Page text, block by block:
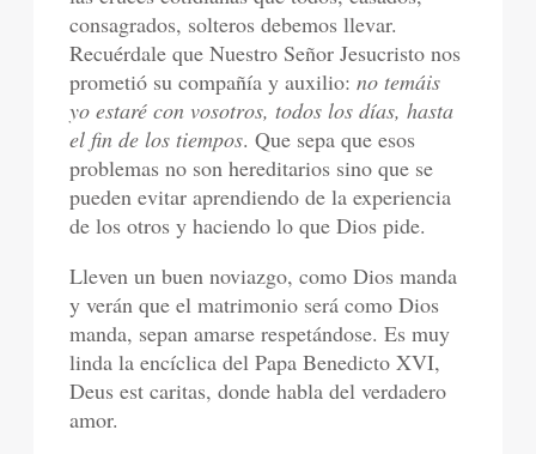
consagrados, solteros debemos llevar.
Recuérdale que Nuestro Señor Jesucristo nos
prometió su compañía y auxilio:no temáis
yo estaré con vosotros, todos los días, hasta
el fin de los tiempos. Que sepa que esos
problemas no son hereditarios sino que se
pueden evitar aprendiendo de la experiencia
de los otros y haciendo lo que Dios pide.
Lleven un buen noviazgo, como Dios manda
y verán que el matrimonio será como Dios
manda, sepan amarse respetándose. Es muy
linda la encíclica del Papa Benedicto XVI,
Deus est caritas, donde habla del verdadero
amor.